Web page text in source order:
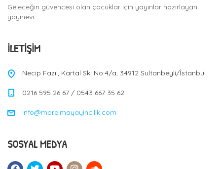
Geleceğin güvencesi olan çocuklar için yayınlar hazırlayan
yayınevi
İLETIŞIM
Necip Fazıl, Kartal Sk. No:4/a, 34912 Sultanbeyli/İstanbul
0216 595 26 67 / 0543 667 35 62
info@morelmayayincilik.com
SOSYAL MEDYA